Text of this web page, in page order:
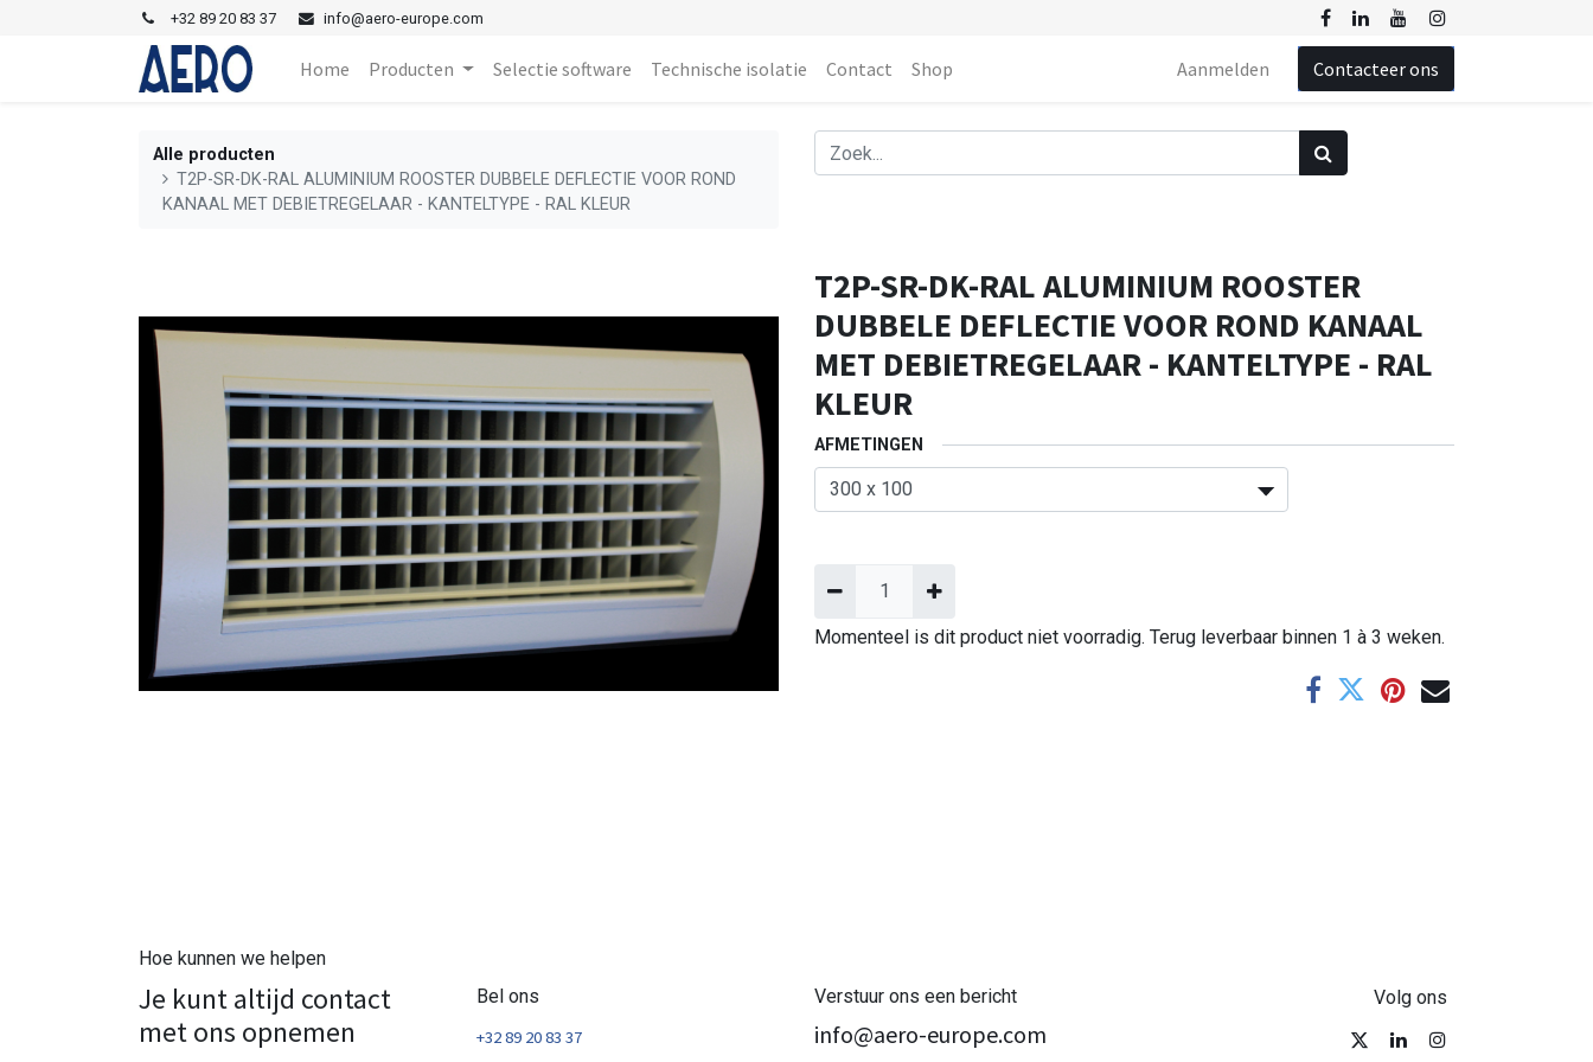
+32 89 20 83 37 info@aero-europe.com
Home Producten Selectie software Technische isolatie Contact Shop Aanmelden Contacteer ons
Alle producten
T2P-SR-DK-RAL ALUMINIUM ROOSTER DUBBELE DEFLECTIE VOOR ROND
KANAAL MET DEBIETREGELAAR - KANTELTYPE - RAL KLEUR
T2P-SR-DK-RAL ALUMINIUM ROOSTER
DUBBELE DEFLECTIE VOOR ROND KANAAL
MET DEBIETREGELAAR - KANTELTYPE - RAL
KLEUR
AFMETINGEN
Momenteel is dit product niet voorradig. Terug leverbaar binnen 1 à 3 weken.
Hoe kunnen we helpen
Je kunt altijd contact
met ons opnemen
Bel ons
+32 89 20 83 37
Verstuur ons een bericht
info@aero-europe.com
Volg ons